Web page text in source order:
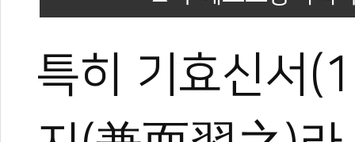
특히 기효신서